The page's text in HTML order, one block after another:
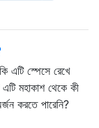
এটি স্পেসে রেখে
মহাকাশ থেকে কী
করতে পারেনি?